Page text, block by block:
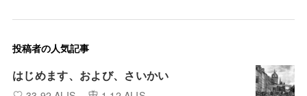
投稿者の人気記事
はじめます、および、さいかい